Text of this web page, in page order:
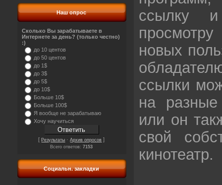
Наш опрос
Сколько Вы зарабатываете в
Интернете за день? (только честно)
:)
до 10 центов
до 50 центов
до 1$
до 3$
до 5$
до 10$
Больше 10$
Больше 100$
Я вообще не зарабатываю
Хочу научиться
[Результаты ·Архив опросов ]
Всего ответов:7153
Социальн. закладки
ссылку
новых
ссылки
на
или он
свой
кинотеатр.